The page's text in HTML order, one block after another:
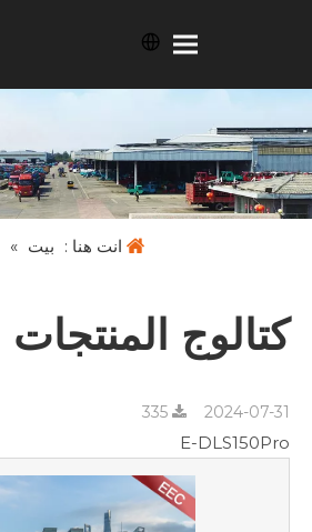
انت هنا : بيت »
كتالوج المنتجات
2024-07-31
E-DLS150Pro